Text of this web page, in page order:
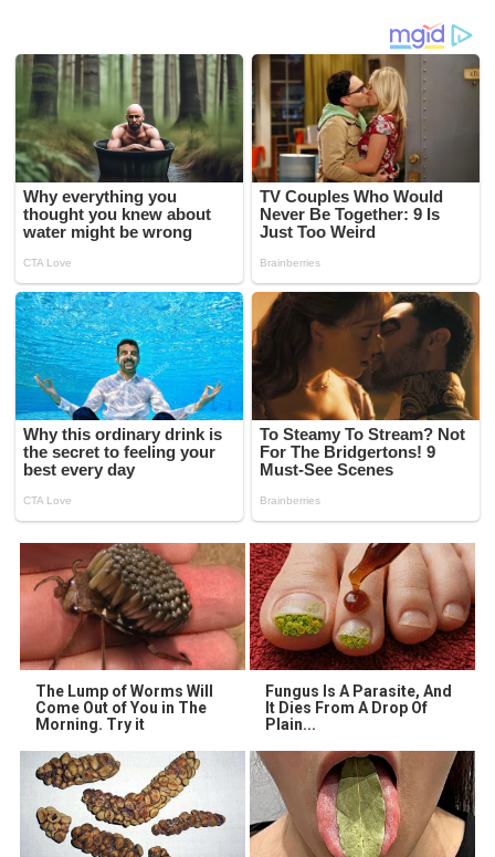
The Lump of Worms Will
Come Out of You in The
Morning. Try it
Fungus Is A Parasite, And
It Dies From A Drop Of
Plain...